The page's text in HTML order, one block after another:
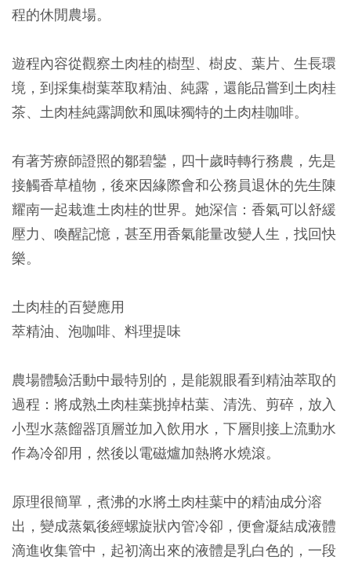
程的休閒農場。
遊程內容從觀察土肉桂的樹型、樹皮、葉片、生長環
境，到採集樹葉萃取精油、純露，還能品嘗到土肉桂
茶、土肉桂純露調飲和風味獨特的土肉桂咖啡。
有著芳療師證照的鄒碧鑾，四十歲時轉行務農，先是
接觸香草植物，後來因緣際會和公務員退休的先生陳
耀南一起栽進土肉桂的世界。她深信：香氣可以舒緩
壓力、喚醒記憶，甚至用香氣能量改變人生，找回快
樂。
土肉桂的百變應用
萃精油、泡咖啡、料理提味
農場體驗活動中最特別的，是能親眼看到精油萃取的
過程：將成熟土肉桂葉挑掉枯葉、清洗、剪碎，放入
小型水蒸餾器頂層並加入飲用水，下層則接上流動水
作為冷卻用，然後以電磁爐加熱將水燒滾。
原理很簡單，煮沸的水將土肉桂葉中的精油成分溶
出，變成蒸氣後經螺旋狀內管冷卻，便會凝結成液體
滴進收集管中，起初滴出來的液體是乳白色的，一段